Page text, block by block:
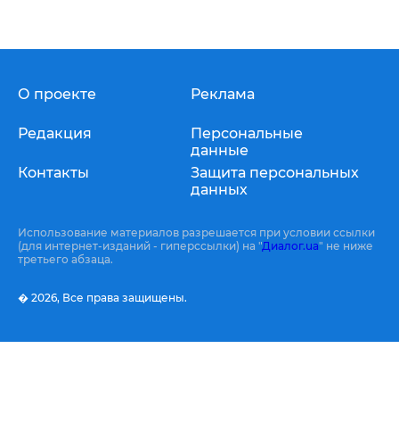
О проекте
Редакция
Контакты
Реклама
Персональные
данные
Защита персональных
данных
Использование материалов разрешается при условии ссылки
(для интернет-изданий - гиперссылки) на "Диалог.ua" не ниже
третьего абзаца.
� 2026, Все права защищены.